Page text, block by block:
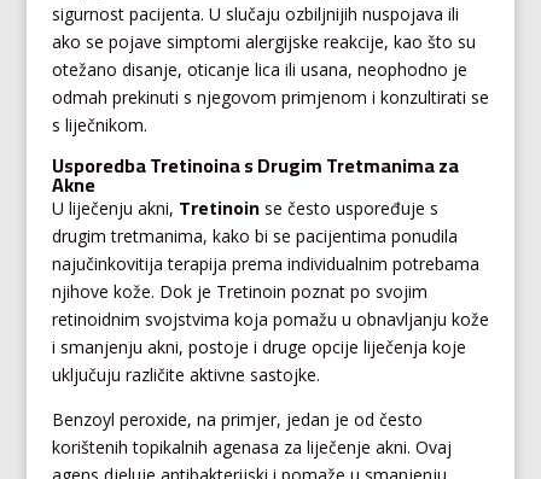
sigurnost pacijenta. U slučaju ozbiljnijih nuspojava ili
ako se pojave simptomi alergijske reakcije, kao što su
otežano disanje, oticanje lica ili usana, neophodno je
odmah prekinuti s njegovom primjenom i konzultirati se
s liječnikom.
Usporedba Tretinoina s Drugim Tretmanima za
Akne
U liječenju akni, Tretinoinse često uspoređuje s
drugim tretmanima, kako bi se pacijentima ponudila
najučinkovitija terapija prema individualnim potrebama
njihove kože. Dok je Tretinoin poznat po svojim
retinoidnim svojstvima koja pomažu u obnavljanju kože
i smanjenju akni, postoje i druge opcije liječenja koje
uključuju različite aktivne sastojke.
Benzoyl peroxide, na primjer, jedan je od često
korištenih topikalnih agenasa za liječenje akni. Ovaj